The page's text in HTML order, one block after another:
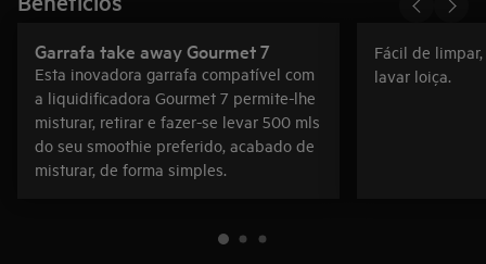
Garrafa take away Gourmet 7
Esta inovadora garrafa compatível com
a liquidificadora Gourmet 7 permite-lhe
misturar, retirar e fazer-se levar 500 mls
do seu smoothie preferido, acabado de
misturar, de forma simples.
Fácil de
lavar loiça.